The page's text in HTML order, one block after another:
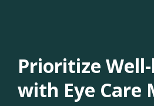
Immerse
Ultra-Clear